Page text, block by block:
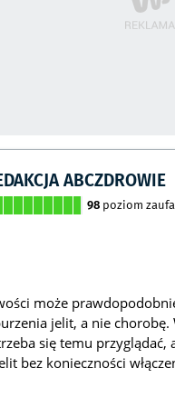
ABCZDROWIE
98 poziom
może
jelit, a nie
się temu przyglądać,
bez konieczności